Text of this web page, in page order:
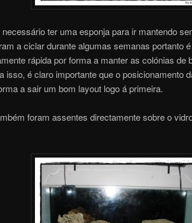
ter uma esponja para ir mantendo
a ciclar durante algumas semanas portanto
rápida por forma a manter as colónias de
isso, é claro importante que o posicionamento
a sair um bom layout logo á primeira.
foram assentes directamente sobre o